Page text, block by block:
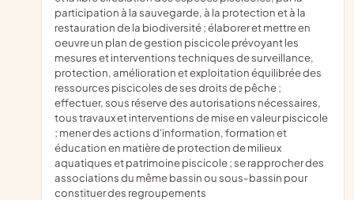
participation à la sauvegarde, à la protection et à la
restauration de la biodiversité ; élaborer et mettre en
oeuvre un plan de gestion piscicole prévoyant les
mesures et interventions techniques de surveillance,
protection, amélioration et exploitation équilibrée des
ressources piscicoles de ses droits de pêche ;
effectuer, sous réserve des autorisations nécessaires,
tous travaux et interventions de mise en valeur piscicole
; mener des actions d'information, formation et
éducation en matière de protection de milieux
aquatiques et patrimoine piscicole ; se rapprocher des
associations du même bassin ou sous-bassin pour
constituer des regroupements